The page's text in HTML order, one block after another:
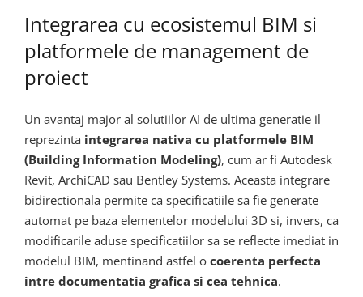
Integrarea cu ecosistemul BIM si
platformele de management de
proiect
Un avantaj major al solutiilor AI de ultima generatie il
reprezinta integrarea nativa cu platformele BIM
(Building Information Modeling), cum ar fi Autodesk
Revit, ArchiCAD sau Bentley Systems. Aceasta integrare
bidirectionala permite ca specificatiile sa fie generate
automat pe baza elementelor modelului 3D si, invers, ca
modificarile aduse specificatiilor sa se reflecte imediat in
modelul BIM, mentinand astfel o coerenta perfecta
intre documentatia grafica si cea tehnica.